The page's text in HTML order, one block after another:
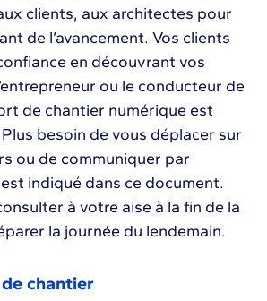
clients, aux architectes pour
de l’avancement. Vos clients
en découvrant vos
ou le conducteur de
de chantier numérique est
besoin de vous déplacer sur
ou de communiquer par
indiqué dans ce document.
à votre aise à la fin de la
la journée du lendemain.
chantier